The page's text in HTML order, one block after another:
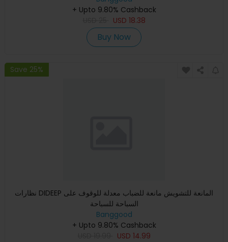
+ Upto 9.80% Cashback
USD 18.38
Buy Now
Save 25%
نظارات DIDEEP المانعة للتشويش مانعة للضباب معدلة للوقوف على
السباحة للسباحة
Banggood
+ Upto 9.80% Cashback
USD 14.99